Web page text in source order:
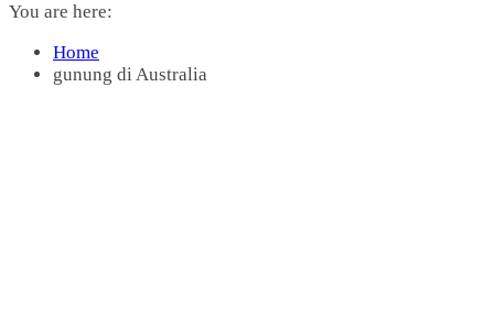
You are here:
Home
gunung di Australia